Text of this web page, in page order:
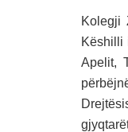
Kolegji
Këshilli
Apelit,